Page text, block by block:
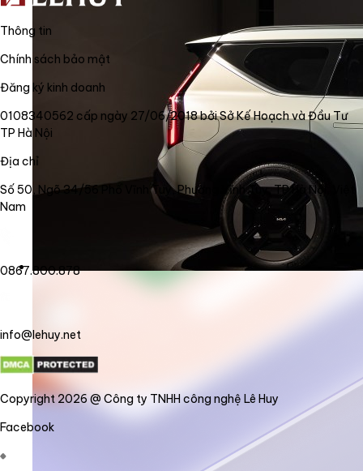
Thông tin
Chính sách bảo mật
Đăng ký kinh doanh
0108340562 cấp ngày 27/06/2018 bởi Sở Kế Hoạch và Đầu Tư
TP Hà Nội
Địa chỉ
Số 50, Ngõ 34/56 Phố Vĩnh Tuy, Phường Vĩnh Tuy, TP Hà Nội, Việt
Nam
0867.800.878
info@lehuy.net
Copyright 2026 @ Công ty TNHH công nghệ Lê Huy
Facebook